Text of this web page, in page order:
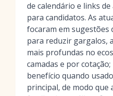
de calendário e links
para candidatos. As
focaram em sugestões
para reduzir gargalos,
mais profundas no
camadas e por
benefício quando
principal, de modo que